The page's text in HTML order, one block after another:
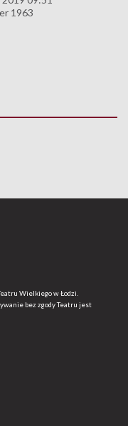
1963
Wielkiego w Łodzi.
bez zgody Teatru jest